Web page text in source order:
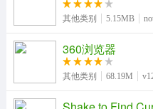
其他类别 5.15MB
360浏览器
其他类别 68.19M